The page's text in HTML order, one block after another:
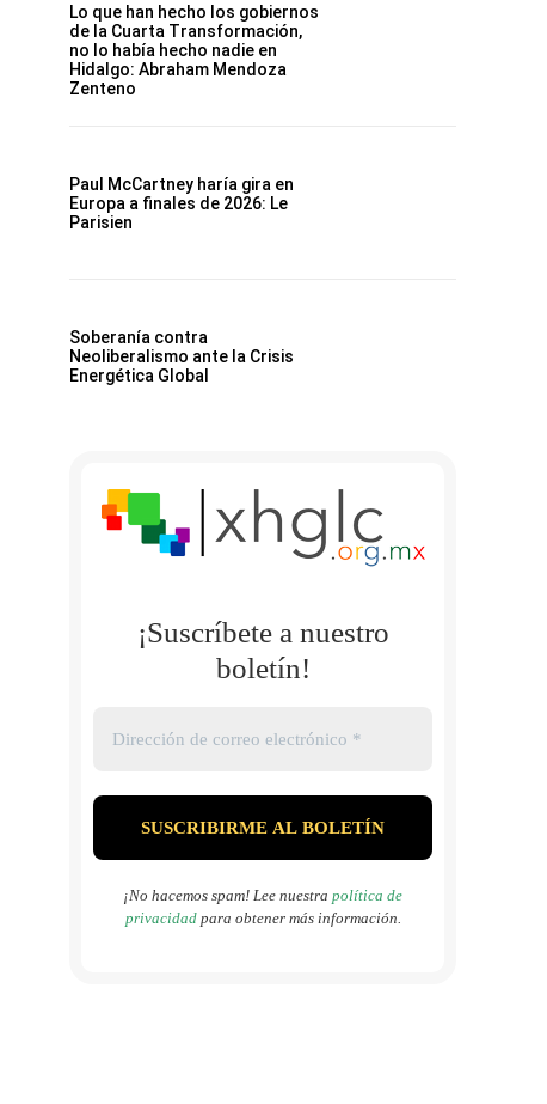
Lo que han hecho los gobiernos
de la Cuarta Transformación,
no lo había hecho nadie en
Hidalgo: Abraham Mendoza
Zenteno
Paul McCartney haría gira en
Europa a finales de 2026: Le
Parisien
Soberanía contra
Neoliberalismo ante la Crisis
Energética Global
¡Suscríbete a nuestro
boletín!
¡No hacemos spam! Lee nuestra política de
privacidadpara obtener más información.